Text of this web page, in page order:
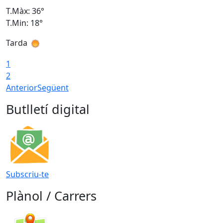
T.Màx: 36°
T.Min: 18°
Tarda
1
2
AnteriorSegüent
Butlletí digital
Subscriu-te
Plànol / Carrers